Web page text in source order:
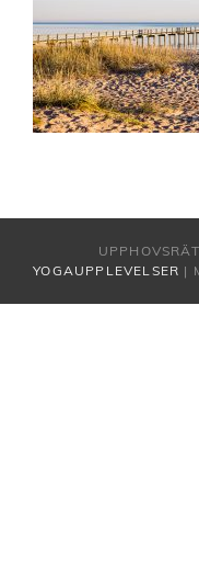
YOGAUPPLEVELSER |